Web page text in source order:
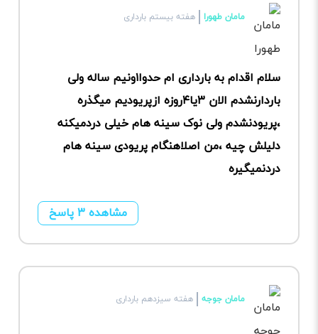
مامان طهورا هفته بیستم بارداری
سلام اقدام به بارداری ام حدوا۱ونیم ساله ولی
باردارنشدم الان ۳یا۴روزه ازپریودیم میگذره
،پریودنشدم ولی نوک سینه هام خیلی دردمیکنه
دلیلش چیه ،من اصلاهنگام پریودی سینه هام
دردنمیگیره
مشاهده ۳ پاسخ
مامان جوجه هفته سیزدهم بارداری